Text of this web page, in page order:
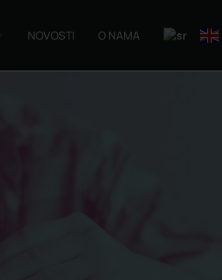
NOVOSTI O NAMA